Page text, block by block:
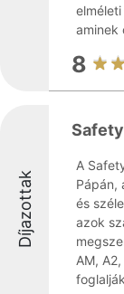
aminek
8
Díjazottak
A
Pápán,
és
azok
AM,